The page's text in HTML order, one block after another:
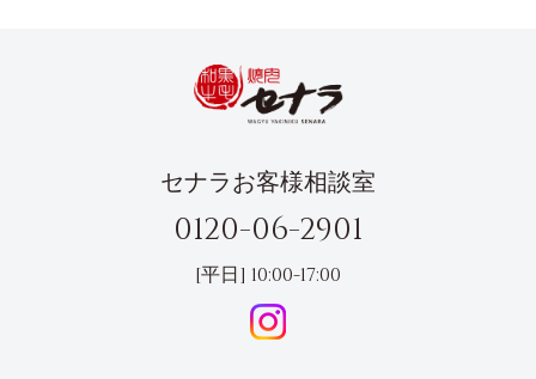
セナラお客様相談室
0120-06-2901
[平日] 10:00-17:00